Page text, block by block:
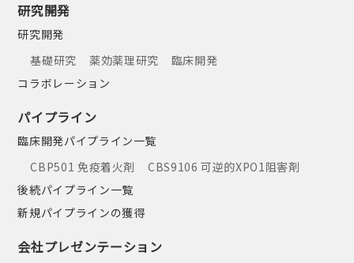
研究開発
研究開発
基礎研究
薬効薬理研究
臨床開発
コラボレーション
パイプライン
臨床開発パイプライン一覧
CBP501 免疫着火剤
CBS9106 可逆的XPO1阻害剤
後続パイプライン一覧
新規パイプラインの獲得
会社プレゼンテーション